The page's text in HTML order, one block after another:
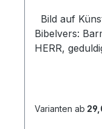
Bild auf
Bibelvers:
HERR,
Deutschlands
Varianten ab